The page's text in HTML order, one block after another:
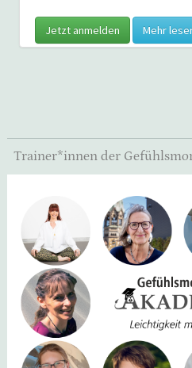
Jetzt anmelden Mehr
Trainer*innen der